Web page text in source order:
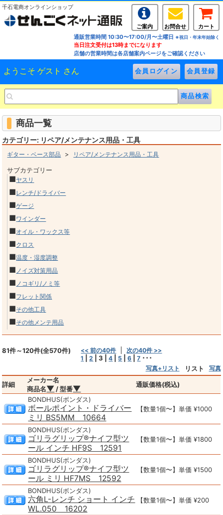
千石電商オンラインショップ
ご案内 お問合せ
カート
通販営業時間 10:30〜17:00/月〜土曜日 ※祝日・年末年始除く
当日注文受付は13時までになります
店舗の営業時間は各店舗案内ページをご確認ください
ようこそ ゲスト さん
商品一覧
カテゴリー: リペア/メンテナンス用品・工具
ギター・ベース部品 > リペア/メンテナンス用品・工具
サブカテゴリー
■ヤスリ
■レンチ/ドライバー
■ゲージ
■ワインダー
■オイル・ワックス等
■クロス
■温度・湿度調整
■ ノイズ対策用品
■ ノコギリ/ノミ等
■フレット関係
■その他工具
■その他メンテ用品
81件～120件(全570件) << 前の40件
次の40件 >>
1
|2 |3 |4 5 |6 |7 ･･･
写真+リスト リスト 写真
詳細
メーカー名
商品名▼ / 型番▼
通販価格(税込)
BONDHUS(ボンダス)
ボールポイント・ドライバー
ミリ BS5MM 10664
【数量1個〜】単価 ¥1000
BONDHUS(ボンダス)
ゴリラグリップ®ナイフ型ツ
ール インチ HF9S 12591
【数量1個〜】単価 ¥1800
BONDHUS(ボンダス)
ゴリラグリップ®ナイフ型ツ
ール ミリ HF7MS 12592
【数量1個〜】単価 ¥1500
BONDHUS(ボンダス)
六角L-レンチ ショート インチ
WL.050 16202
【数量1個〜】単価 ¥200